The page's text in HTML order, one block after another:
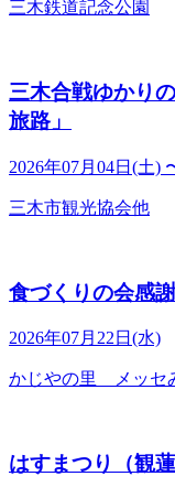
三木鉄道記念公園
三木合戦ゆかり
旅路」
2026年07月04日(土)
三木市観光協会他
食づくりの会感
2026年07月22日(水)
かじやの里 メッセ
はすまつり（観蓮